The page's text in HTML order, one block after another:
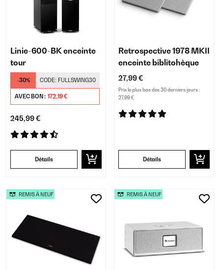
Linie-600-BK enceinte
tour
-30% CODE: FULLSWING30
AVEC BON : 172,19 €
245,99 €
Détails
Retrospective 1978 MKII
enceinte biblitohèque
27,99 €
Prix le plus bas des 30 derniers jours :
27,99 €
Détails
REMIS À NEUF REMIS À NEUF